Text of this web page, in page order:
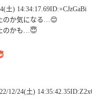
土) 14:34:17.69ID:+CJzGaBi
のか気になる…😊
のかも…😇
12/24(土)